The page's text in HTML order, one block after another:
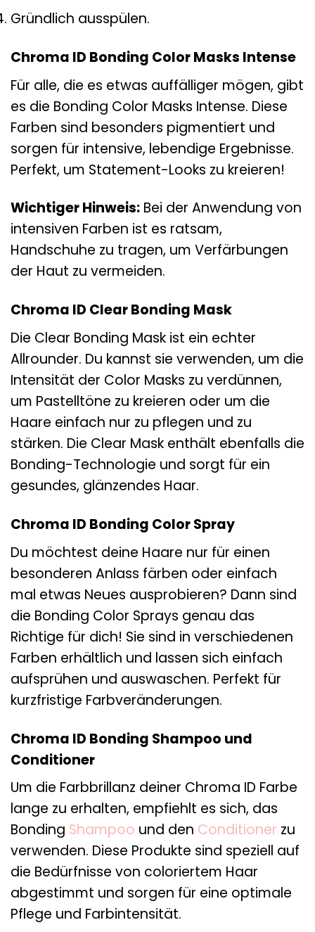
Gründlich ausspülen.
Chroma ID Bonding Color Masks Intense
Für alle, die es etwas auffälliger mögen, gibt
es die Bonding Color Masks Intense. Diese
Farben sind besonders pigmentiert und
sorgen für intensive, lebendige Ergebnisse.
Perfekt, um Statement-Looks zu kreieren!
Wichtiger Hinweis: Bei der Anwendung von
intensiven Farben ist es ratsam,
Handschuhe zu tragen, um Verfärbungen
der Haut zu vermeiden.
Chroma ID Clear Bonding Mask
Die Clear Bonding Mask ist ein echter
Allrounder. Du kannst sie verwenden, um die
Intensität der Color Masks zu verdünnen,
um Pastelltöne zu kreieren oder um die
Haare einfach nur zu pflegen und zu
stärken. Die Clear Mask enthält ebenfalls die
Bonding-Technologie und sorgt für ein
gesundes, glänzendes Haar.
Chroma ID Bonding Color Spray
Du möchtest deine Haare nur für einen
besonderen Anlass färben oder einfach
mal etwas Neues ausprobieren? Dann sind
die Bonding Color Sprays genau das
Richtige für dich! Sie sind in verschiedenen
Farben erhältlich und lassen sich einfach
aufsprühen und auswaschen. Perfekt für
kurzfristige Farbveränderungen.
Chroma ID Bonding Shampoo und
Conditioner
Um die Farbbrillanz deiner Chroma ID Farbe
lange zu erhalten, empfiehlt es sich, das
Bonding Shampoo und den Conditioner zu
verwenden. Diese Produkte sind speziell auf
die Bedürfnisse von coloriertem Haar
abgestimmt und sorgen für eine optimale
Pflege und Farbintensität.